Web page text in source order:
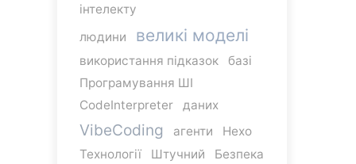
інтелекту
людини
великі моделі
використання підказок
базі
Програмування ШІ
CodeInterpreter
даних
VibeCoding агенти
Hexo
Технології
Штучний
Безпека